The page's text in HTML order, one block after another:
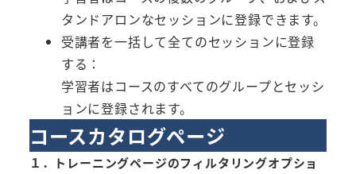
タンドアロンなセッションに登録できます。
受講者を一括して全てのセッションに登録
する：
学習者はコースのすべてのグループとセッシ
ョンに登録されます。
コースカタログページ
１．トレーニングページのフィルタリングオプショ